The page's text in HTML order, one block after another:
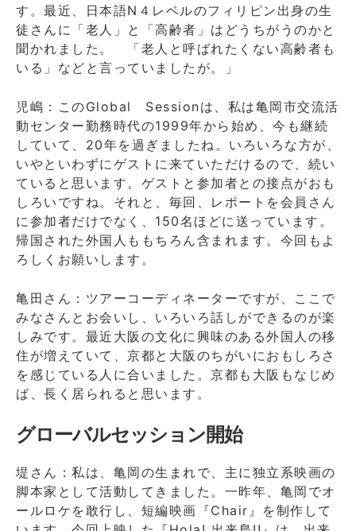
す。最近、日本語N４レベルのフィリピン出身の生
徒さんに「老人」と「高齢者」はどうちがうのかと
聞かれました。 「老人と呼ばれたくない高齢者も
いる」などと言っていましたが。」
児嶋：このGlobal Sessionは、私は亀岡市交流活
動センター勤務時代の1999年から始め、今も継続
していて、20年を過ぎましたね。いろいろな方が、
いやといわずにゲストに来ていただけるので、続い
ていると思います。ゲストと参加者との接点がおも
しろいですね。それと、毎回、レポートを会員さん
に参加者だけでなく、150名ほどに送っています。
帰国された外国人ももちろん含まれます。今回もよ
ろしくお願いします。
亀田さん：ツアーコーディネーターですが、ここで
みなさんとお会いし、いろいろ話しができるのが楽
しみです。最近大阪の文化に興味のある外国人の移
住が増えていて、京都と大阪のちがいにおもしろさ
を感じている人に合いました。京都も大阪もなじめ
ば、長く居られると思います。
グローバルセッション開始
堤さん：私は、亀岡の生まれで、主に独立系映画の
脚本家として活動してきました。一昨年、亀岡でオ
ールロケを敢行し、短編映画『Chair』を制作して